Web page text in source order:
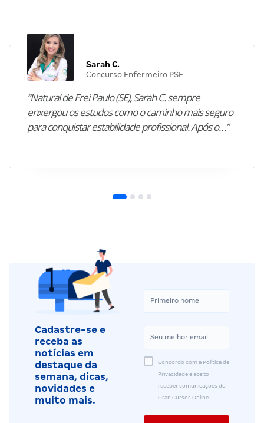
Sarah C.
Concurso Enfermeiro PSF
“Natural de Frei Paulo (SE), Sarah C. sempre
enxergou os estudos como o caminho mais seguro
para conquistar estabilidade profissional. Após o…”
Cadastre-se e
receba as
notícias em
destaque da
semana, dicas,
novidades e
muito mais.
Concordo com a Política de
Privacidade e aceito
receber comunicações do
Gran Cursos Online.